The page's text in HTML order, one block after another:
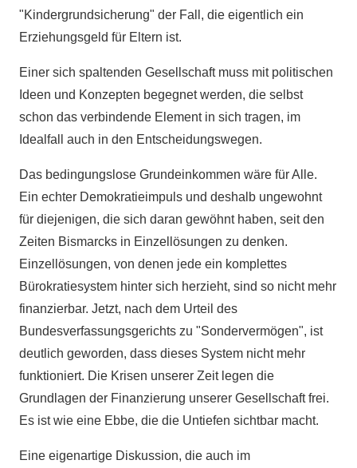
"Kindergrundsicherung" der Fall, die eigentlich ein
Erziehungsgeld für Eltern ist.
Einer sich spaltenden Gesellschaft muss mit politischen
Ideen und Konzepten begegnet werden, die selbst
schon das verbindende Element in sich tragen, im
Idealfall auch in den Entscheidungswegen.
Das bedingungslose Grundeinkommen wäre für Alle.
Ein echter Demokratieimpuls und deshalb ungewohnt
für diejenigen, die sich daran gewöhnt haben, seit den
Zeiten Bismarcks in Einzellösungen zu denken.
Einzellösungen, von denen jede ein komplettes
Bürokratiesystem hinter sich herzieht, sind so nicht mehr
finanzierbar. Jetzt, nach dem Urteil des
Bundesverfassungsgerichts zu "Sondervermögen", ist
deutlich geworden, dass dieses System nicht mehr
funktioniert. Die Krisen unserer Zeit legen die
Grundlagen der Finanzierung unserer Gesellschaft frei.
Es ist wie eine Ebbe, die die Untiefen sichtbar macht.
Eine eigenartige Diskussion, die auch im